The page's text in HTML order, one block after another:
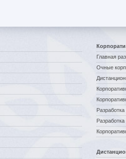
Главная
Очные